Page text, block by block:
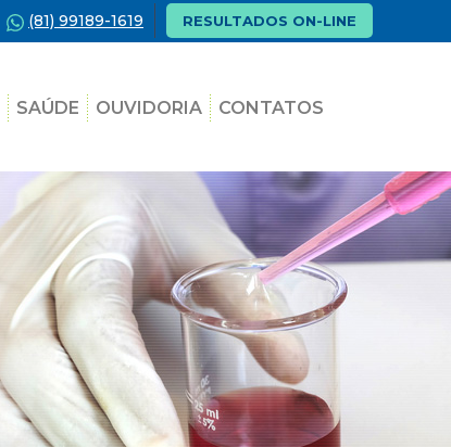
(81) 99189-1619 RESULTADOS ON-LINE
SAÚDE OUVIDORIA CONTATOS